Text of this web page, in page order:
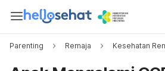
Parenting Remaja Kesehatan